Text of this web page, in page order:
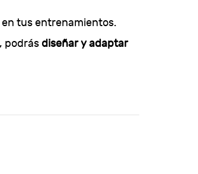
en tus entrenamientos.
podrásdiseñar y adaptar